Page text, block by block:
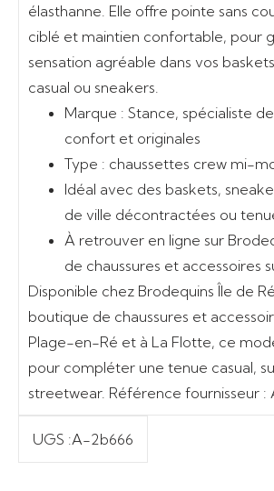
élasthanne. Elle offre pointe sans
ciblé et maintien confortable, pour
sensation agréable dans vos
casual ou sneakers.
Marque : Stance, spécialiste
confort et originales
Type : chaussettes crew mi-
Idéal avec des baskets,
de ville décontractées ou
À retrouver en ligne sur
de chaussures et accessoires
Disponible chez Brodequins Île de Ré
boutique de chaussures et
Plage-en-Ré et à La Flotte, ce
pour compléter une tenue casual,
streetwear. Référence fournisseur :
UGS :A-2b666
Ajouter au panier